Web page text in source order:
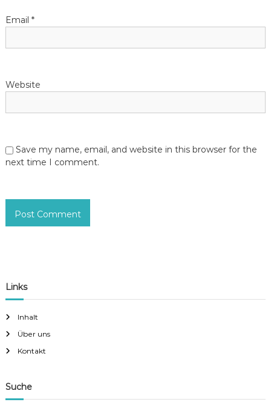
Email *
Website
Save my name, email, and website in this browser for the
next time I comment.
Links
Inhalt
Über uns
Kontakt
Suche